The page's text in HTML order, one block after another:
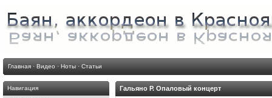
Главная · Видео · Ноты · Статьи
Навигация Гальяно Р. Опаловый концерт